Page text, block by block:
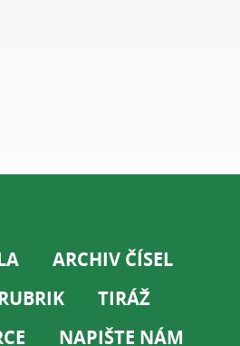
ARCHIV ČÍSEL
TIRÁŽ
NAPIŠTE NÁM